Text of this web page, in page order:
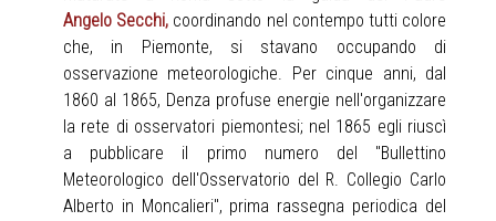
Angelo Secchi, coordinando nel contempo tutti colore
che, in Piemonte, si stavano occupando di
osservazione meteorologiche. Per cinque anni, dal
1860 al 1865, Denza profuse energie nell'organizzare
la rete di osservatori piemontesi; nel 1865 egli riuscì
a pubblicare il primo numero del "Bullettino
Meteorologico dell'Osservatorio del R. Collegio Carlo
Alberto in Moncalieri", prima rassegna periodica del